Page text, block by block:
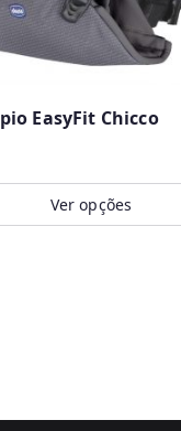
EasyFit Chicco
Ver opções